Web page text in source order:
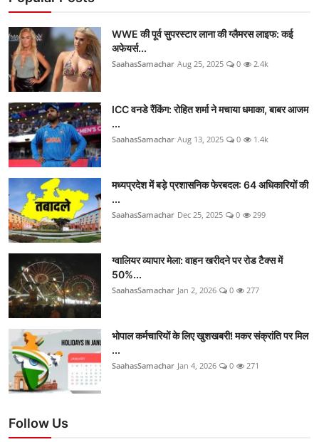
WWE की पूर्व सुपरस्टार लाना की ग्लैमरस लाइफ: कई
अफेयर्स...
SaahasSamachar Aug 25, 2025 0 2.4k
ICC वनडे रैंकिंग: रोहित शर्मा ने मचाया धमाका, बाबर आजम
...
SaahasSamachar Aug 13, 2025 0 1.4k
मध्यप्रदेश में बड़े प्रशासनिक फेरबदल: 64 अधिकारियों की
...
SaahasSamachar Dec 25, 2025 0 299
ग्वालियर व्यापार मेला: वाहन खरीदने पर रोड टैक्स में
50%...
SaahasSamachar Jan 2, 2026 0 277
भोपाल कर्मचारियों के लिए खुशखबरी! मकर संक्रांति पर मिल
...
SaahasSamachar Jan 4, 2026 0 271
Follow Us